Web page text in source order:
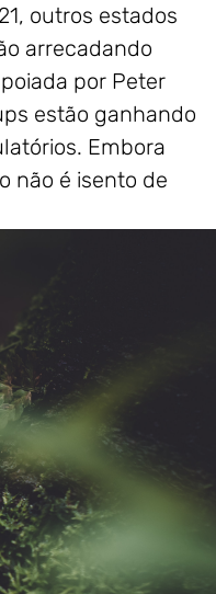
outros estados
arrecadando
por Peter
estão ganhando
Embora
não é isento de